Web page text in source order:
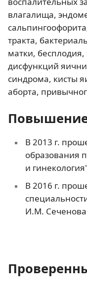
влагалища,
тракта,
матки,
дисфункций
синдрома, кисты
аборта,
В 2013 г.
образования
и
В 2016 г.
И.М.